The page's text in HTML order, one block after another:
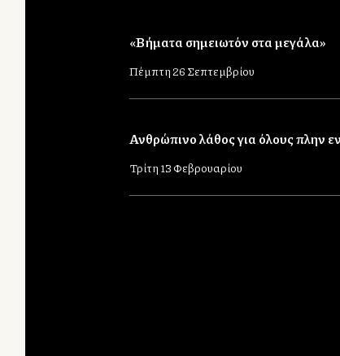
«Βήματα σημειωτόν στα μεγάλα»
Πέμπτη 26 Σεπτεμβρίου
Ανθρώπινο λάθος για όλους πλην
Τρίτη 13 Φεβρουαρίου